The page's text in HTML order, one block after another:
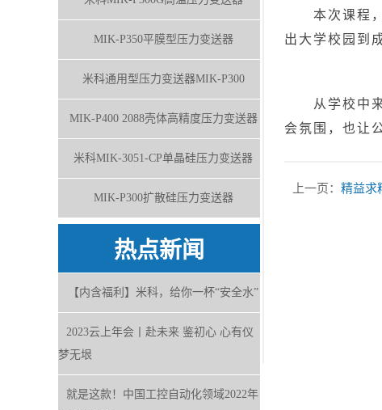
MIK-P350平膜型压力变送器
米科通用型压力变送器MIK-P300
MIK-P400 2088壳体高精度压力变送器
米科MIK-3051-CP单晶硅压力变送器
MIK-P300扩散硅压力变送器
热点新闻
【内含福利】米科，给你一杯“安全水”
2023云上年会丨赴未来 鉴初心 心有仪
梦无垠
就是这款！中国工控自动化领域2022年
本次课程，
出大学校园到
从学校中来
会氛围，也让
上一页： 精益求